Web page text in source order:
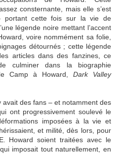
consternante, mais elle s’est
portant cette fois sur la vie de
légende noire mettant l’accent
voire nommément sa folie,
détournés ; cette légende
articles dans des fanzines, ce
culminer dans la biographie
Camp à Howard, Dark Valley
des fans – et notamment des
ont progressivement soulevé le
imposées à la vie et
et milité, dès lors, pour
Howard soient traitées avec le
imposait tout naturellement, en